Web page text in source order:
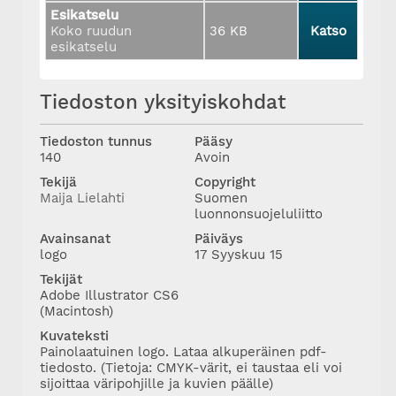
Esikatselu
Koko ruudun
esikatselu
36 KB Katso
Tiedoston yksityiskohdat
Tiedoston tunnus
140
Pääsy
Avoin
Tekijä
Maija Lielahti
Copyright
Suomen
luonnonsuojeluliitto
Avainsanat
logo
Päiväys
17 Syyskuu 15
Tekijät
Adobe Illustrator CS6
(Macintosh)
Kuvateksti
Painolaatuinen logo. Lataa alkuperäinen pdf-
tiedosto. (Tietoja: CMYK-värit, ei taustaa eli voi
sijoittaa väripohjille ja kuvien päälle)